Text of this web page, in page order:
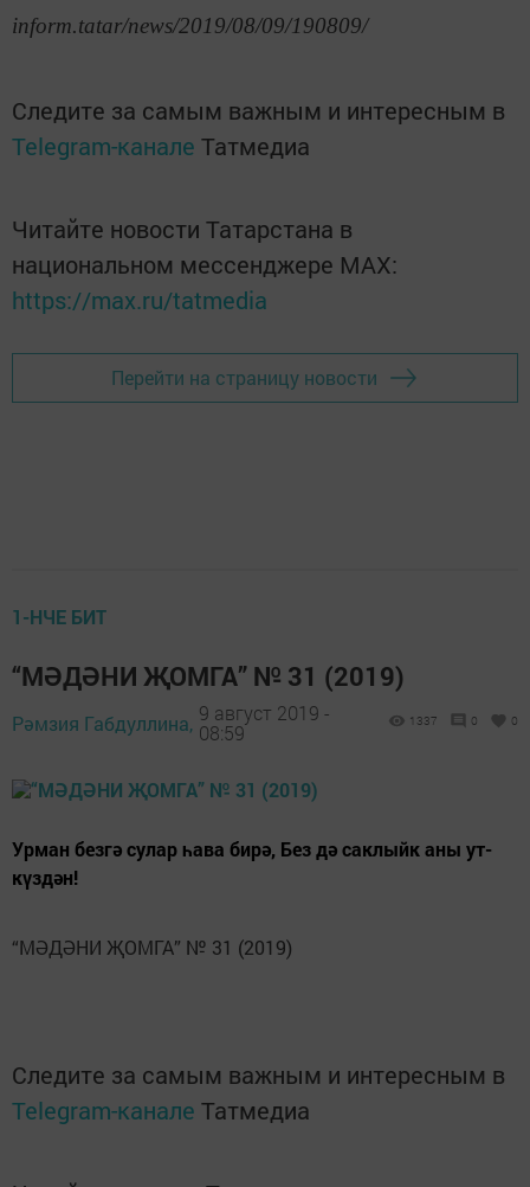
inform.tatar/news/2019/08/09/190809/
Следите за самым важным и интересным в
Telegram-канале Татмедиа
Читайте новости Татарстана в
национальном мессенджере MАХ:
https://max.ru/tatmedia
Перейти на страницу новости
1-НЧЕ БИТ
“МӘДӘНИ ҖОМГА” № 31 (2019)
Рәмзия Габдуллина, 9 август 2019 -
08:59
1337 0 0
Урман безгә сулар һава бирә, Без дә саклыйк аны ут-
күздән!
“МӘДӘНИ ҖОМГА” № 31 (2019)
Следите за самым важным и интересным в
Telegram-канале Татмедиа